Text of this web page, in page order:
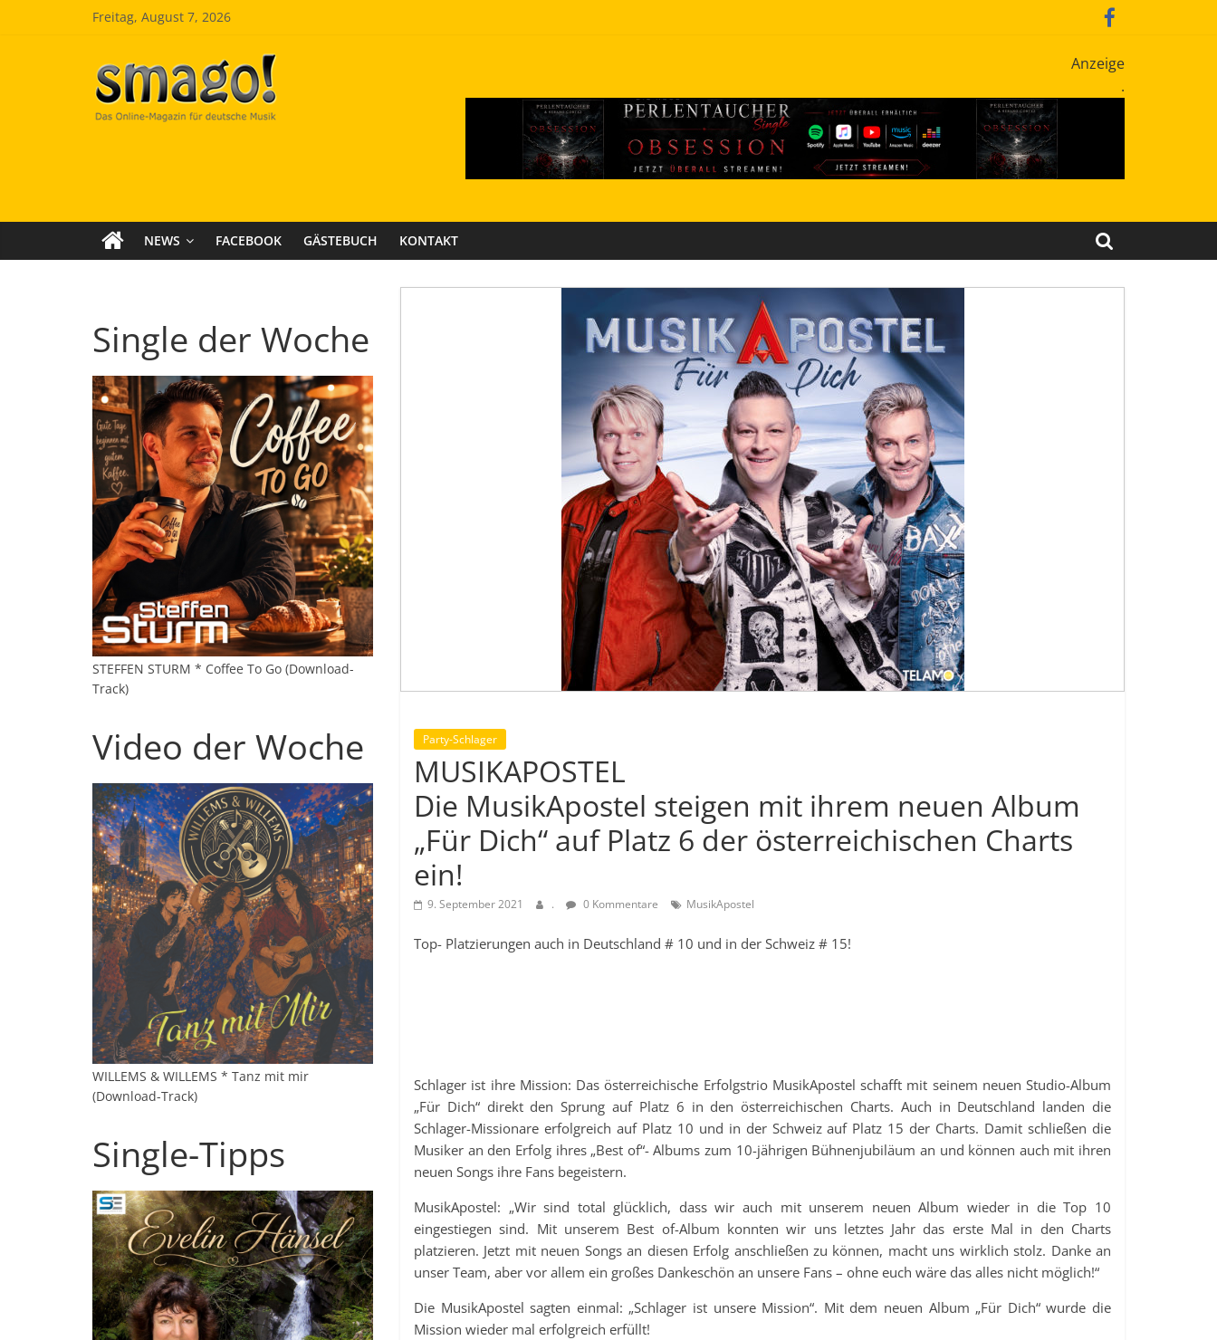
Freitag, August 7, 2026
Smago
SchlagerMAGazinOnline
Anzeige
.
NEWS FACEBOOK GÄSTEBUCH KONTAKT
Party-Schlager
MUSIKAPOSTEL
Die MusikApostel steigen mit ihrem neuen Album
„Für Dich“ auf Platz 6 der österreichischen Charts
ein!
9. September 2021 . 0 Kommentare MusikApostel
Top- Platzierungen auch in Deutschland # 10 und in der Schweiz # 15!
Schlager ist ihre Mission: Das österreichische Erfolgstrio MusikApostel schafft mit seinem neuen Studio-Album
„Für Dich“ direkt den Sprung auf Platz 6 in den österreichischen Charts. Auch in Deutschland landen die
Schlager-Missionare erfolgreich auf Platz 10 und in der Schweiz auf Platz 15 der Charts. Damit schließen die
Musiker an den Erfolg ihres „Best of“- Albums zum 10-jährigen Bühnenjubiläum an und können auch mit ihren
neuen Songs ihre Fans begeistern.
MusikApostel: „Wir sind total glücklich, dass wir auch mit unserem neuen Album wieder in die Top 10
eingestiegen sind. Mit unserem Best of-Album konnten wir uns letztes Jahr das erste Mal in den Charts
platzieren. Jetzt mit neuen Songs an diesen Erfolg anschließen zu können, macht uns wirklich stolz. Danke an
unser Team, aber vor allem ein großes Dankeschön an unsere Fans – ohne euch wäre das alles nicht möglich!“
Die MusikApostel sagten einmal: „Schlager ist unsere Mission“. Mit dem neuen Album „Für Dich“ wurde die
Mission wieder mal erfolgreich erfüllt!
Single der Woche
STEFFEN STURM * Coffee To Go (Download-
Track)
Video der Woche
WILLEMS & WILLEMS * Tanz mit mir
(Download-Track)
Single-Tipps